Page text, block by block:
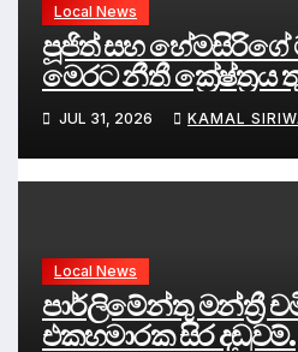
Local News
පූජිත් සහ හේමසිරිගේ
මෙරට නීතී
කුමක්ද ?
JUL 31, 2026 KAMAL
Local News
පාර්ලිමේන්තු මන්ත්‍රී
එකහමාරක සිර දඬුවම්.